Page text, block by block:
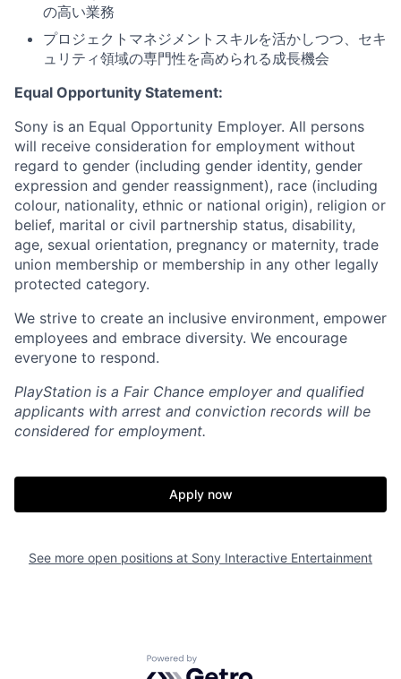
の高い業務
プロジェクトマネジメントスキルを活かしつつ、セキ
ュリティ領域の専門性を高められる成長機会
Equal Opportunity Statement:
Sony is an Equal Opportunity Employer. All persons
will receive consideration for employment without
regard to gender (including gender identity, gender
expression and gender reassignment), race (including
colour, nationality, ethnic or national origin), religion or
belief, marital or civil partnership status, disability,
age, sexual orientation, pregnancy or maternity, trade
union membership or membership in any other legally
protected category.
We strive to create an inclusive environment, empower
employees and embrace diversity. We encourage
everyone to respond.
PlayStation is a Fair Chance employer and qualified
applicants with arrest and conviction records will be
considered for employment.
Apply now
See more open positions at Sony Interactive Entertainment
Powered by Getro.com